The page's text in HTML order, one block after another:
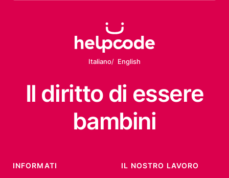
Italiano English
Il diritto di essere
bambini
INFORMATI IL NOSTRO LAVORO